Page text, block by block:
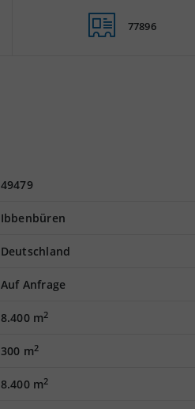
77896
49479
Ibbenbüren
Deutschland
Auf Anfrage
8.400 m2
300 m2
8.400 m2